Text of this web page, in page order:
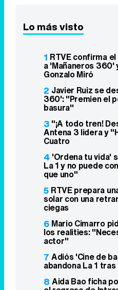
Lo más visto
1 RTVE confirma
a 'Mañaneros 360'
Gonzalo Miró
2 Javier Ruiz se
360': "Premien el
basura"
3 "¡A todo tren!
Antena 3 lidera y
Cuatro
4 'Ordena tu vida'
La 1 y no puede
que uno"
5 RTVE prepara
solar con una
ciegas
6 Mario Cimarro
los realities:
actor"
7 Adiós 'Cine de
abandona La 1
8 Aida Bao ficha